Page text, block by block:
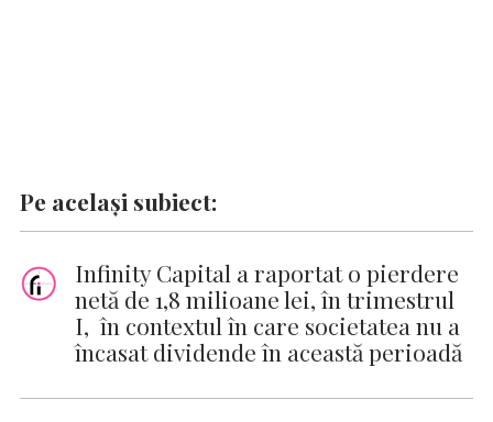
Pe același subiect:
Infinity Capital a raportat o pierdere
netă de 1,8 milioane lei, în trimestrul
I, în contextul în care societatea nu a
încasat dividende în această perioadă